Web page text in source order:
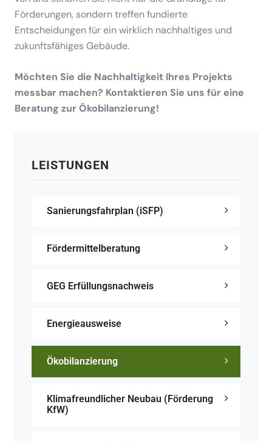
LEISTUNGEN
Sanierungsfahrplan (iSFP)
Fördermittelberatung
GEG Erfüllungsnachweis
Energieausweise
Ökobilanzierung
Klimafreundlicher Neubau (Förderung
KfW)
Förderungen, sondern treffen fundierte
Entscheidungen für ein wirklich nachhaltiges und
zukunftsfähiges Gebäude.
Möchten Sie die Nachhaltigkeit Ihres Projekts
messbar machen? Kontaktieren Sie uns für eine
Beratung zur Ökobilanzierung!